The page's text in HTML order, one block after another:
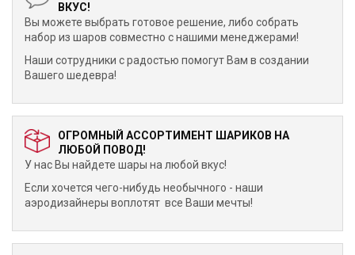
ВКУС!
Вы можете выбрать готовое решение, либо собрать
набор из шаров совместно с нашими менеджерами!
Наши сотрудники с радостью помогут Вам в создании
Вашего шедевра!
ОГРОМНЫЙ АССОРТИМЕНТ ШАРИКОВ НА
ЛЮБОЙ ПОВОД!
У нас Вы найдете шары на любой вкус!
Если хочется чего-нибудь необычного - наши
аэродизайнеры воплотят все Ваши мечты!